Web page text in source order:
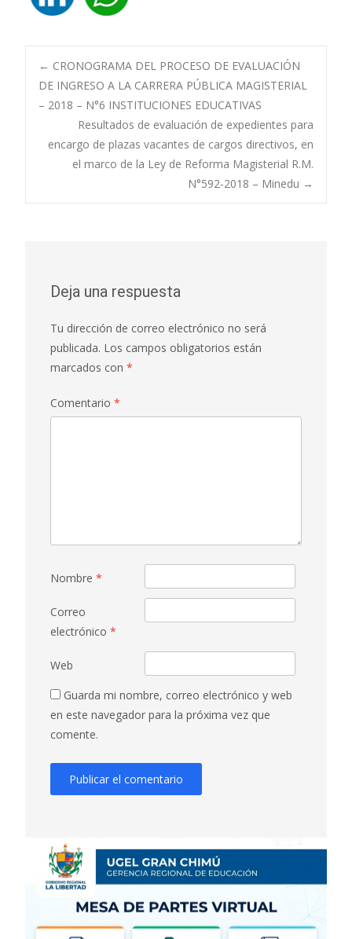
Navegación
de
entradas
← CRONOGRAMA DEL PROCESO DE EVALUACIÓN
DE INGRESO A LA CARRERA PÚBLICA MAGISTERIAL
– 2018 – N°6 INSTITUCIONES EDUCATIVAS
Resultados de evaluación de expedientes para
encargo de plazas vacantes de cargos directivos, en
el marco de la Ley de Reforma Magisterial R.M.
N°592-2018 – Minedu →
Deja una respuesta
Tu dirección de correo electrónico no será
publicada. Los campos obligatorios están
marcados con *
Comentario *
Nombre *
Correo
electrónico *
Web
Guarda mi nombre, correo electrónico y web
en este navegador para la próxima vez que
comente.